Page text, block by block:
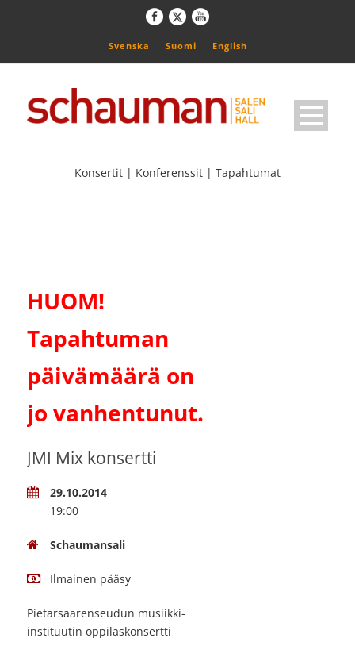
Svenska Suomi English
Konsertit | Konferenssit | Tapahtumat
HUOM!
Tapahtuman
päivämäärä on
jo vanhentunut.
JMI Mix konsertti
29.10.2014
19:00
Schaumansali
Ilmainen pääsy
Pietarsaarenseudun musiikki-
instituutin oppilaskonsertti